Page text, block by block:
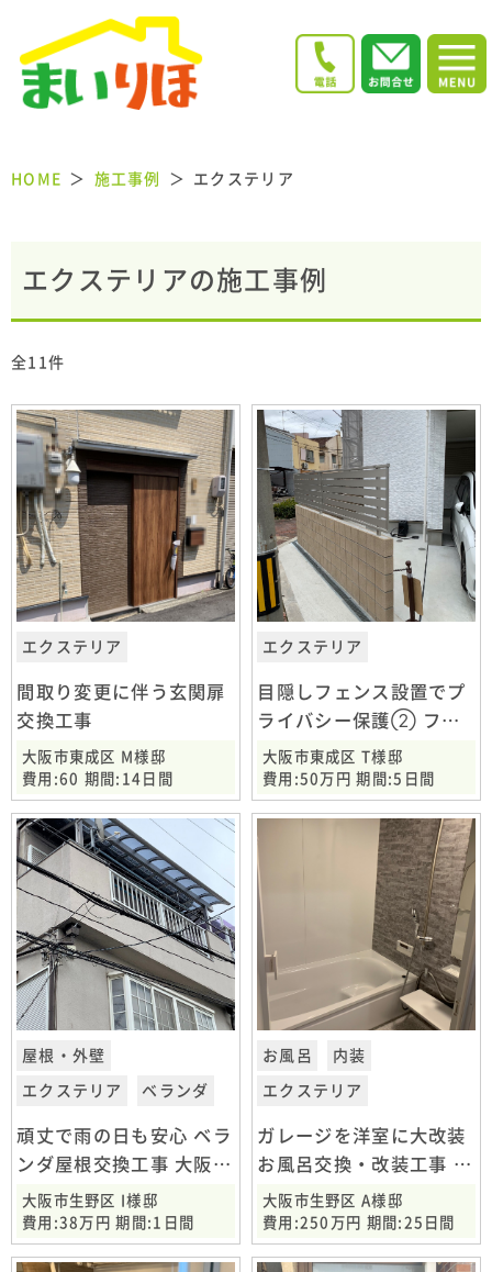
HOME 施工事例 エクステリア
エクステリアの施工事例
全11件
エクステリア
間取り変更に伴う玄関扉
交換工事
大阪市東成区 M様邸
費用:60 期間:14日間
エクステリア
目隠しフェンス設置でプ
ライバシー保護② フェ
ンス設置工事 大阪市東成
区
大阪市東成区 T様邸
費用:50万円 期間:5日間
屋根・外壁
エクステリア ベランダ
頑丈で雨の日も安心 ベラ
ンダ屋根交換工事 大阪市
生野区
大阪市生野区 I様邸
費用:38万円 期間:1日間
お風呂 内装
エクステリア
ガレージを洋室に大改装
お風呂交換・改装工事 大
阪市生野区
大阪市生野区 A様邸
費用:250万円 期間:25日間